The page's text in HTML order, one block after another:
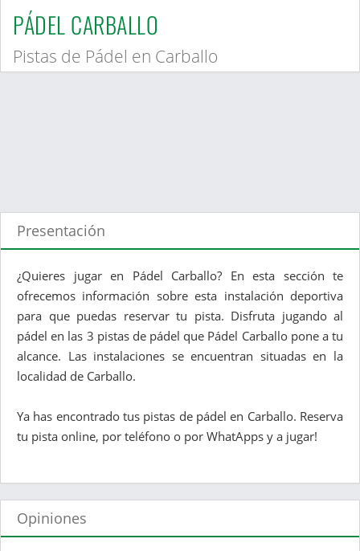
PÁDEL CARBALLO
Pistas de Pádel en Carballo
Presentación
¿Quieres jugar en Pádel Carballo? En esta sección te
ofrecemos información sobre esta instalación deportiva
para que puedas reservar tu pista. Disfruta jugando al
pádel en las 3 pistas de pádel que Pádel Carballo pone a tu
alcance. Las instalaciones se encuentran situadas en la
localidad de Carballo.
Ya has encontrado tus pistas de pádel en Carballo. Reserva
tu pista online, por teléfono o por WhatApps y a jugar!
Opiniones